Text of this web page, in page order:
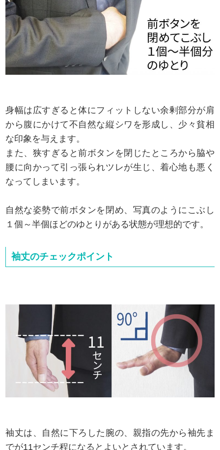
身幅は広すぎると体にフィットしない余剰部分が肩
から腹にかけて不自然な縦シワを形成し、少々貧相
な印象を与えます。
また、狭すぎると前ボタンを閉じたところから脇や
腰に向かって引っ張られツレが生じ、着心地も悪く
なってしまいます。
自然な姿勢で前ボタンを閉め、写真のようにこぶし
１個～半個ほどのゆとりがある状態が理想的です。
袖丈のチェックポイント
袖丈は、自然に下ろした腕の、親指の先から袖先ま
でが11センチ程になるとよいとされています。